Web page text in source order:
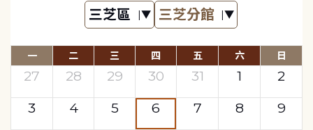
一 二 三 四 五 六 日
27 28 29 30 31 1
2
3
4 5 6 7 8
9